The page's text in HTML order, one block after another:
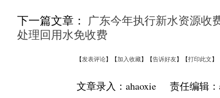
下一篇文章： 广东今年执行新水资源收
处理回用水免收费
【发表评论】【加入收藏】【告诉好友】【打印此文】
文章录入：ahaoxie 责任编辑